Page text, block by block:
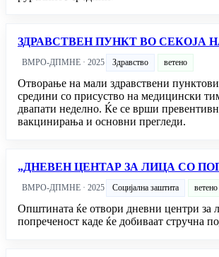
ЗДРАВСТВЕН ПУНКТ ВО СЕКОЈА
ВМРО-ДПМНЕ · 2025 Здравство ветено
Отворање на мали здравствени
средини со присуство на медицински
двапати неделно. Ќе се врши
вакцинирања и основни прегледи.
„ДНЕВЕН ЦЕНТАР ЗА ЛИЦА СО
ВМРО-ДПМНЕ · 2025 Социјална заштита ветено
Општината ќе отвори дневни центри за
попреченост каде ќе добиваат стручна